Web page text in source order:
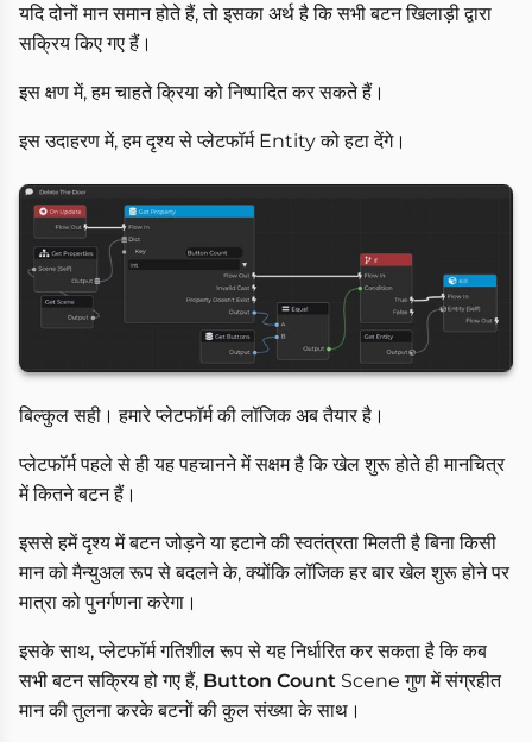
यदि दोनों मान समान होते हैं, तो इसका अर्थ है कि सभी बटन खिलाड़ी द्वारा
सक्रिय किए गए हैं।
इस क्षण में, हम चाहते क्रिया को निष्पादित कर सकते हैं।
इस उदाहरण में, हम दृश्य से प्लेटफॉर्म Entity को हटा देंगे।
बिल्कुल सही। हमारे प्लेटफॉर्म की लॉजिक अब तैयार है।
प्लेटफॉर्म पहले से ही यह पहचानने में सक्षम है कि खेल शुरू होते ही मानचित्र
में कितने बटन हैं।
इससे हमें दृश्य में बटन जोड़ने या हटाने की स्वतंत्रता मिलती है बिना किसी
मान को मैन्युअल रूप से बदलने के, क्योंकि लॉजिक हर बार खेल शुरू होने पर
मात्रा को पुनर्गणना करेगा।
इसके साथ, प्लेटफॉर्म गतिशील रूप से यह निर्धारित कर सकता है कि कब
सभी बटन सक्रिय हो गए हैं, Button Count Scene गुण में संग्रहीत
मान की तुलना करके बटनों की कुल संख्या के साथ।